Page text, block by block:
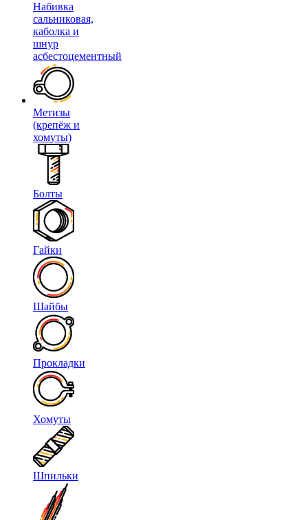
Набивка
сальниковая,
каболка и
шнур
асбестоцементный
Метизы
(крепёж и
хомуты)
Болты
Гайки
Шайбы
Прокладки
Хомуты
Шпильки